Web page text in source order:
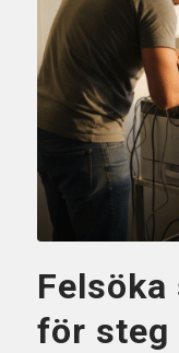
för steg